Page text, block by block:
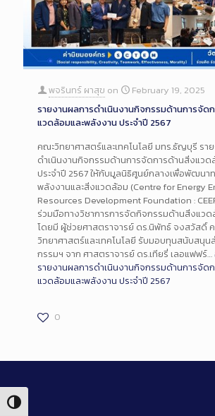
Toggle High Contrast
พจรินทร์ ผาสุข on
February 19, 2025
รายงานผลการดำเนินงานกิจกรรมด้านการจัด
แวดล้อมและพลังงาน ประจำปี 2567
คณะวิทยาศาสตร์และเทคโนโลยี มทร.ธัญบุรี รา
ดำเนินงานกิจกรรมด้านการจัดการด้านสิ่งแวด
ประจำปี 2567 ให้กับมูลนิธิศูนย์กลางเพื่อพัฒนา
พลังงานและสิ่งแวดล้อม (Centre for Energy
Resources Development Foundation :
ร่วมมือทางวิชาการการจัดกิจกรรมด้านสิ่งแว
โดยมี ผู้ช่วยศาสตราจารย์ ดร.นิพัทธ์ จงสวัสดิ์
วิทยาศาสตร์และเทคโนโลยี รับมอบทุนสนับสนุ
กรรมฯ จาก ศาสตราจารย์ ดร.เทียรี่ เลอแฟฟร์…
รายงานผลการดำเนินงานกิจกรรมด้านการจัด
แวดล้อมและพลังงาน ประจำปี 2567
0